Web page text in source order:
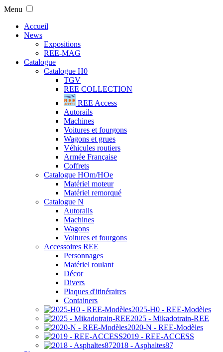
Menu
Accueil
News
Expositions
REE-MAG
Catalogue
Catalogue H0
TGV
REE COLLECTION
REE Access
Autorails
Machines
Voitures et fourgons
Wagons et grues
Véhicules routiers
Armée Française
Coffrets
Catalogue HOm/HOe
Matériel moteur
Matériel remorqué
Catalogue N
Autorails
Machines
Wagons
Voitures et fourgons
Accessoires REE
Personnages
Matériel roulant
Décor
Divers
Plaques d'itinéraires
Containers
2025-H0 - REE-Modèles
2025 - Mikadotrain-REE
2020-N - REE-Modèles
2019 - REE-ACCESS
2018 - Asphaltes87